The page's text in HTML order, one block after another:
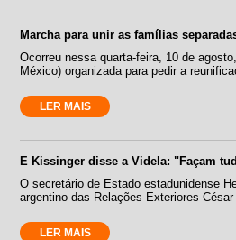
Marcha para unir as famílias
Ocorreu nessa quarta-feira, 10 de
México) organizada para pedir a
LER MAIS
E Kissinger disse a Videla: "Façam
O secretário de Estado estadunidense
argentino das Relações Exteriores
LER MAIS